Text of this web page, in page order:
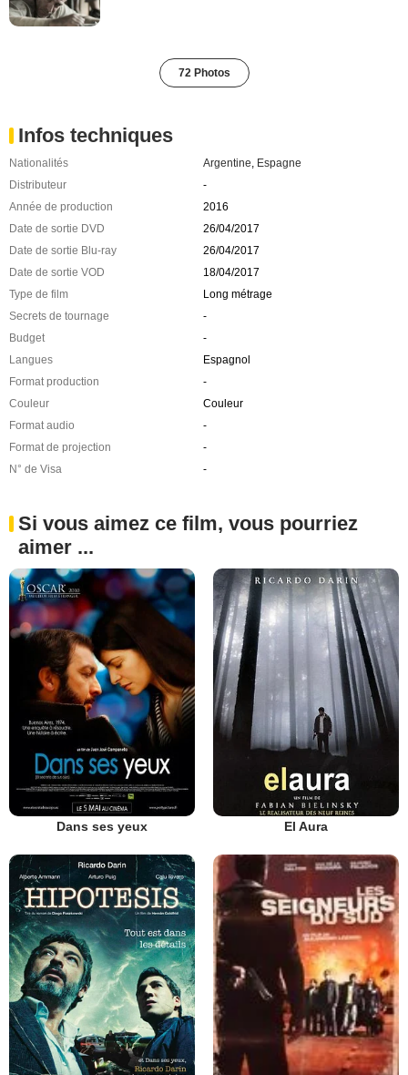
72 Photos
Infos techniques
Nationalités Argentine, Espagne
Distributeur
-
Année de production
2016
Date de sortie DVD
26/04/2017
Date de sortie Blu-ray
26/04/2017
Date de sortie VOD
18/04/2017
Type de film
Long métrage
Secrets de tournage
-
Budget
-
Langues
Espagnol
Format production
-
Couleur
Couleur
Format audio
-
Format de projection
-
N° de Visa
-
Si vous aimez ce film, vous pourriez
aimer ...
Dans ses yeux El Aura